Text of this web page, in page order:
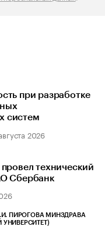
при разработке
систем
2026
технический
Сбербанк
ПИРОГОВА МИНЗДРАВА